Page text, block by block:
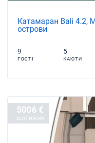
Катамаран Bali 4.2,
острови
9
ГОСТІ
5
КАЮТИ
5006 €
ЩОТИЖНЯ